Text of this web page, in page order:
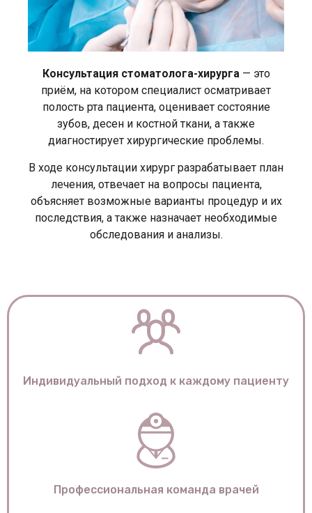
Консультация стоматолога-хирурга— это
приём, на котором специалист осматривает
полость рта пациента, оценивает состояние
зубов, десен и костной ткани, а также
диагностирует хирургические проблемы.
В ходе консультации хирург разрабатывает план
лечения, отвечает на вопросы пациента,
объясняет возможные варианты процедур и их
последствия, а также назначает необходимые
обследования и анализы.
Индивидуальный подход к каждому пациенту
Профессиональная команда врачей